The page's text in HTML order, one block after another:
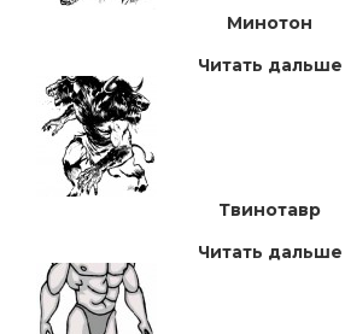
Минотон
Читать дальше
Твинотавр
Читать дальше